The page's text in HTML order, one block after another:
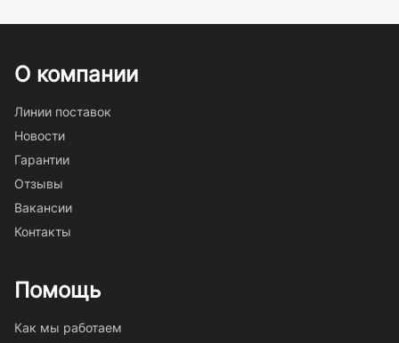
О компании
Линии поставок
Новости
Гарантии
Отзывы
Вакансии
Контакты
Помощь
Как мы работаем